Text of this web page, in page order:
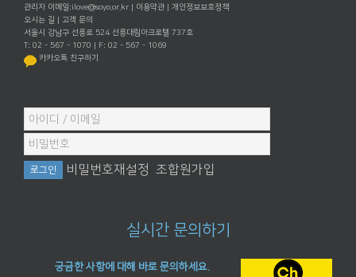
관리자 이메일:ilove@soyo.or.kr | 이용약관 | 개인정보보호정책
오시는 길 | 고객 문의
서울시 강남구 선릉로 524 선릉대림아크로텔 737호
T: 02 - 567 - 1070 | F: 02 - 567 - 1069
카카오톡 친구하기
비밀번호재설정 조합원가입
실시간 문의하기
궁금한 사항에 대해 바로 문의하세요.